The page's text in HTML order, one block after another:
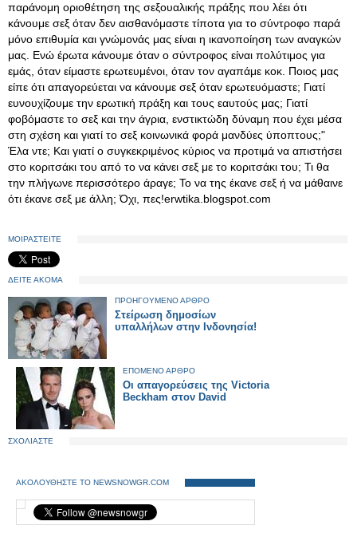
παράνομη οριοθέτηση της σεξουαλικής πράξης που λέει ότι
κάνουμε σεξ όταν δεν αισθανόμαστε τίποτα για το σύντροφο παρά
μόνο επιθυμία και γνώμονάς μας είναι η ικανοποίηση των αναγκών
μας. Ενώ έρωτα κάνουμε όταν ο σύντροφος είναι πολύτιμος για
εμάς, όταν είμαστε ερωτευμένοι, όταν τον αγαπάμε κοκ. Ποιος μας
είπε ότι απαγορεύεται να κάνουμε σεξ όταν ερωτευόμαστε; Γιατί
ευνουχίζουμε την ερωτική πράξη και τους εαυτούς μας; Γιατί
φοβόμαστε το σεξ και την άγρια, ενστικτώδη δύναμη που έχει μέσα
στη σχέση και γιατί το σεξ κοινωνικά φορά μανδύες ύποπτους;"
Έλα ντε; Και γιατί ο συγκεκριμένος κύριος να προτιμά να απιστήσει
στο κοριτσάκι του από το να κάνει σεξ με το κοριτσάκι του; Τι θα
την πλήγωνε περισσότερο άραγε; Το να της έκανε σεξ ή να μάθαινε
ότι έκανε σεξ με άλλη; Όχι, πες!erwtika.blogspot.com
ΜΟΙΡΑΣΤΕΙΤΕ
ΔΕΙΤΕ ΑΚΟΜΑ
ΠΡΟΗΓΟΥΜΕΝΟ ΑΡΘΡΟ
Στείρωση δημοσίων
υπαλλήλων στην Ινδονησία!
ΕΠΟΜΕΝΟ ΑΡΘΡΟ
Οι απαγορεύσεις της Victoria
Beckham στον David
ΣΧΟΛΙΑΣΤΕ
ΑΚΟΛΟΥΘΗΣΤΕ ΤΟ NEWSNOWGR.COM